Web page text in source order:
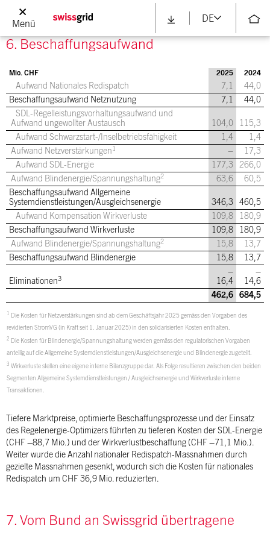
Menü
DE
6. Beschaffungsaufwand
Mio. CHF 2025 2024
Aufwand Nationales Redispatch 7,1
44,0
Beschaffungsaufwand Netznutzung
7,1
44,0
SDL-Regelleistungsvorhaltungsaufwand und
Aufwand ungewollter Austausch
104,0
115,3
Aufwand Schwarzstart-/Inselbetriebsfähigkeit
1,4
1,4
Aufwand Netzverstärkungen
–
17,3
Aufwand SDL-Energie
177,3
266,0
Aufwand Blindenergie/Spannungshaltung2 63,6
60,5
Beschaffungsaufwand Allgemeine
Systemdienstleistungen/Ausgleichsenergie
346,3
460,5
Aufwand Kompensation Wirkverluste
109,8
180,9
Beschaffungsaufwand Wirkverluste
109,8
180,9
Aufwand Blindenergie/Spannungshaltung2 15,8
13,7
Beschaffungsaufwand Blindenergie
15,8 13,7
Eliminationen3
–
16,4
–
14,6
462,6
684,5
1 Die Kosten für Netzverstärkungen sind ab dem Geschäftsjahr 2025 gemäss den Vorgaben des
revidierten StromVG (in Kraft seit 1. Januar 2025) in den solidarisierten Kosten enthalten.
2 Die Kosten für Blindenergie/Spannungshaltung werden gemäss den regulatorischen Vorgaben
anteilig auf die Allgemeine Systemdienstleistungen/Ausgleichsenergie und Blindenergie zugeteilt.
3 Wirkverluste stellen eine eigene interne Bilanzgruppe dar. Als Folge resultieren zwischen den beiden
Segmenten Allgemeine Systemdienstleistungen / Ausgleichsenergie und Wirkverluste interne
Transaktionen.
Tiefere Marktpreise, optimierte Beschaffungsprozesse und der Einsatz
des Regelenergie-Optimizers führten zu tieferen Kosten der SDL-Energie
(CHF –88,7 Mio.) und der Wirkverlustbeschaffung (CHF –71,1 Mio.).
Weiter wurde die Anzahl nationaler Redispatch-Massnahmen durch
gezielte Massnahmen gesenkt, wodurch sich die Kosten für nationales
Redispatch um CHF 36,9 Mio. reduzierten.
7. Vom Bund an Swissgrid übertragene